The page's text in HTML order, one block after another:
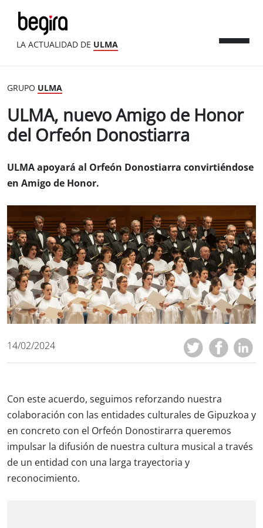
LA ACTUALIDAD DE ULMA
GRUPO ULMA
ULMA, nuevo Amigo de Honor
del Orfeón Donostiarra
ULMA apoyará al Orfeón Donostiarra convirtiéndose
en Amigo de Honor.
14/02/2024
Con este acuerdo, seguimos reforzando nuestra
colaboración con las entidades culturales de Gipuzkoa y
en concreto con el Orfeón Donostirarra queremos
impulsar la difusión de nuestra cultura musical a través
de un entidad con una larga trayectoria y
reconocimiento.